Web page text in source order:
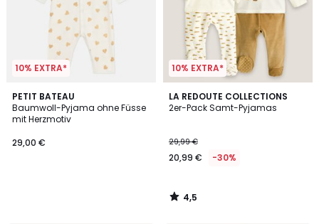
10% EXTRA*
PETIT BATEAU
Baumwoll-Pyjama ohne Füsse
mit Herzmotiv
29,00 €
10% EXTRA*
LA REDOUTE COLLECTIONS
2er-Pack Samt-Pyjamas
29,99 €
20,99 € -30%
4,5
/ 5
4,5
/